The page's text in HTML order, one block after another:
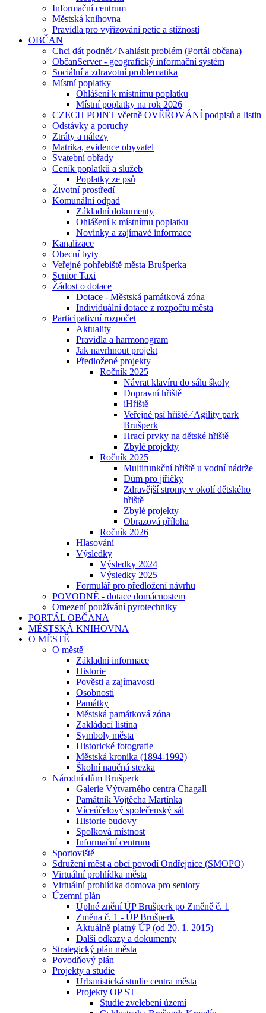
Informační centrum
Městská knihovna
Pravidla pro vyřizování petic a stížností
OBČAN
Chci dát podnět ⁄ Nahlásit problém (Portál občana)
ObčanServer - geografický informační systém
Sociální a zdravotní problematika
Místní poplatky
Ohlášení k místnímu poplatku
Místní poplatky na rok 2026
CZECH POINT včetně OVĚŘOVÁNÍ podpisů a listin
Odstávky a poruchy
Ztráty a nálezy
Matrika, evidence obyvatel
Svatební obřady
Ceník poplatků a služeb
Poplatky ze psů
Životní prostředí
Komunální odpad
Základní dokumenty
Ohlášení k místnímu poplatku
Novinky a zajímavé informace
Kanalizace
Obecní byty
Veřejné pohřebiště města Brušperka
Senior Taxi
Žádost o dotace
Dotace - Městská památková zóna
Individuální dotace z rozpočtu města
Participativní rozpočet
Aktuality
Pravidla a harmonogram
Jak navrhnout projekt
Předložené projekty
Ročník 2025
Návrat klavíru do sálu školy
Dopravní hřiště
iHřiště
Veřejné psí hřiště ⁄ Agility park
Brušperk
Hrací prvky na dětské hřiště
Zbylé projekty
Ročník 2025
Multifunkční hřiště u vodní nádrže
Dům pro jiřičky
Zdravější stromy v okolí dětského
hřiště
Zbylé projekty
Obrazová příloha
Ročník 2026
Hlasování
Výsledky
Výsledky 2024
Výsledky 2025
Formulář pro předložení návrhu
POVODNĚ - dotace domácnostem
Omezení používání pyrotechniky
PORTÁL OBČANA
MĚSTSKÁ KNIHOVNA
O MĚSTĚ
O městě
Základní informace
Historie
Pověsti a zajímavosti
Osobnosti
Památky
Městská památková zóna
Zakládací listina
Symboly města
Historické fotografie
Městská kronika (1894-1992)
Školní naučná stezka
Národní dům Brušperk
Galerie Výtvarného centra Chagall
Památník Vojtěcha Martínka
Víceúčelový společenský sál
Historie budovy
Spolková místnost
Informační centrum
Sportoviště
Sdružení měst a obcí povodí Ondřejnice (SMOPO)
Virtuální prohlídka města
Virtuální prohlídka domova pro seniory
Územní plán
Úplné znění ÚP Brušperk po Změně č. 1
Změna č. 1 - ÚP Brušperk
Aktuálně platný ÚP (od 20. 1. 2015)
Další odkazy a dokumenty
Strategický plán města
Povodňový plán
Projekty a studie
Urbanistická studie centra města
Projekty OP ST
Studie zvelebení území